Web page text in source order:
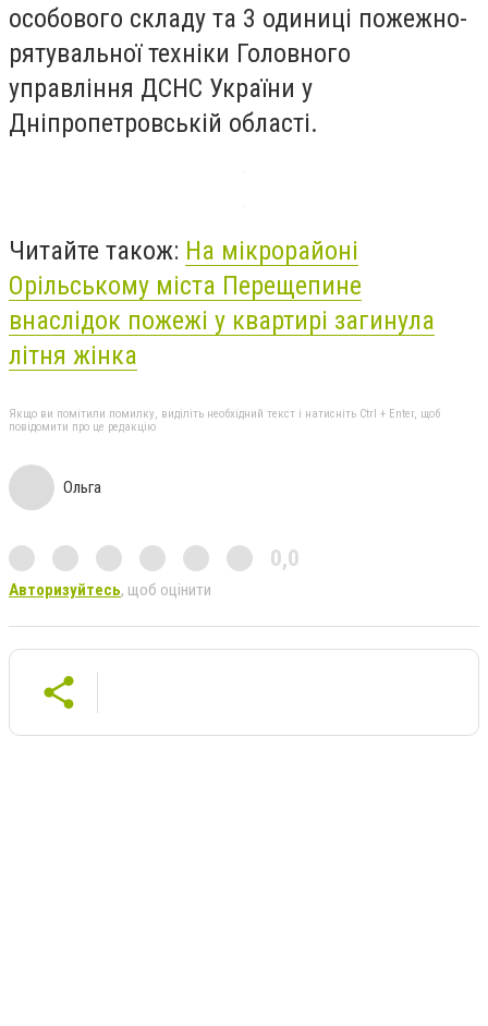
особового складу та 3 одиниці пожежно-
рятувальної техніки Головного
управління ДСНС України у
Дніпропетровській області.
Читайте також: На мікрорайоні
Орільському міста Перещепине
внаслідок пожежі у квартирі загинула
літня жінка
Якщо ви помітили помилку, виділіть необхідний текст і натисніть Ctrl + Enter, щоб
повідомити про це редакцію
Ольга
0,0
Авторизуйтесь, щоб оцінити